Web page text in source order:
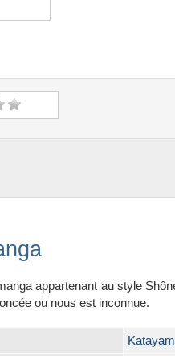
appartenant au style
ou nous est inconnue.